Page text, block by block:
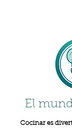
El
Cocinar es